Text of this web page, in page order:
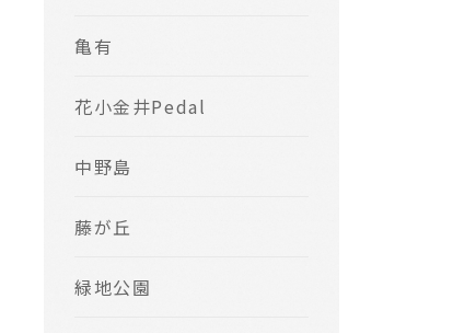
亀有
花小金井Pedal
中野島
藤が丘
緑地公園